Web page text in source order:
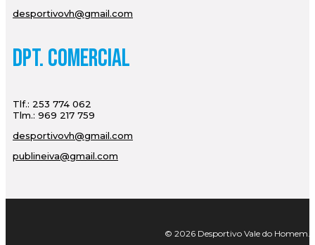
desportivovh@gmail.com
Dpt. Comercial
Tlf.: 253 774 062
Tlm.: 969 217 759
desportivovh@gmail.com
publineiva@gmail.com
© 2026 Desportivo Vale do Homem.